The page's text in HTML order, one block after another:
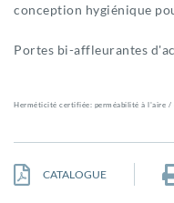
conception hygiénique
Portes bi-affleurantes
Herméticité certifiée: perméabilité à l'aire /
CATALOGUE